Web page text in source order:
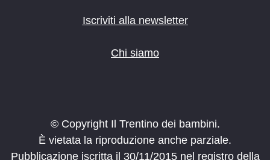
Iscriviti alla newsletter
Chi siamo
© Copyright Il Trentino dei bambini.
È vietata la riproduzione anche parziale.
Pubblicazione iscritta il 30/11/2015 nel registro della